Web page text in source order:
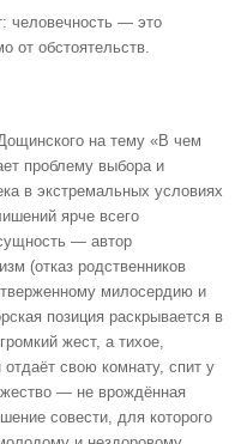
человечность — это
от обстоятельств.
на тему «В чем
проблему выбора и
в экстремальных условиях
ярче всего
— автор
(отказ родственников
милосердию и
позиция раскрывается в
жест, а тихое,
свою комнату, спит у
— не врождённая
совести, для которого